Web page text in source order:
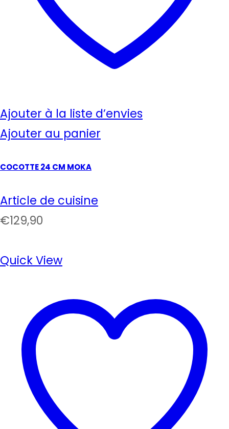
Ajouter à la liste d’envies
Ajouter au panier
COCOTTE 24 CM MOKA
Article de cuisine
€129,90
Quick View